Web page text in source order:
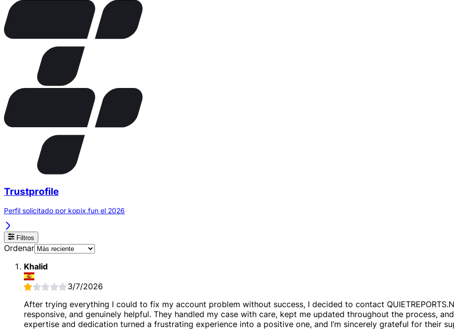
Trustprofile
Perfil solicitado por kopix.fun el 2026
Filtros
Ordenar
Khalid
3/7/2026
After trying everything I could to fix my account problem without success, I decided to contact
responsive, and genuinely helpful. They handled my case with care, kept me updated throughout the process,
expertise and dedication turned a frustrating experience into a positive one, and I’m sincerely grateful for their